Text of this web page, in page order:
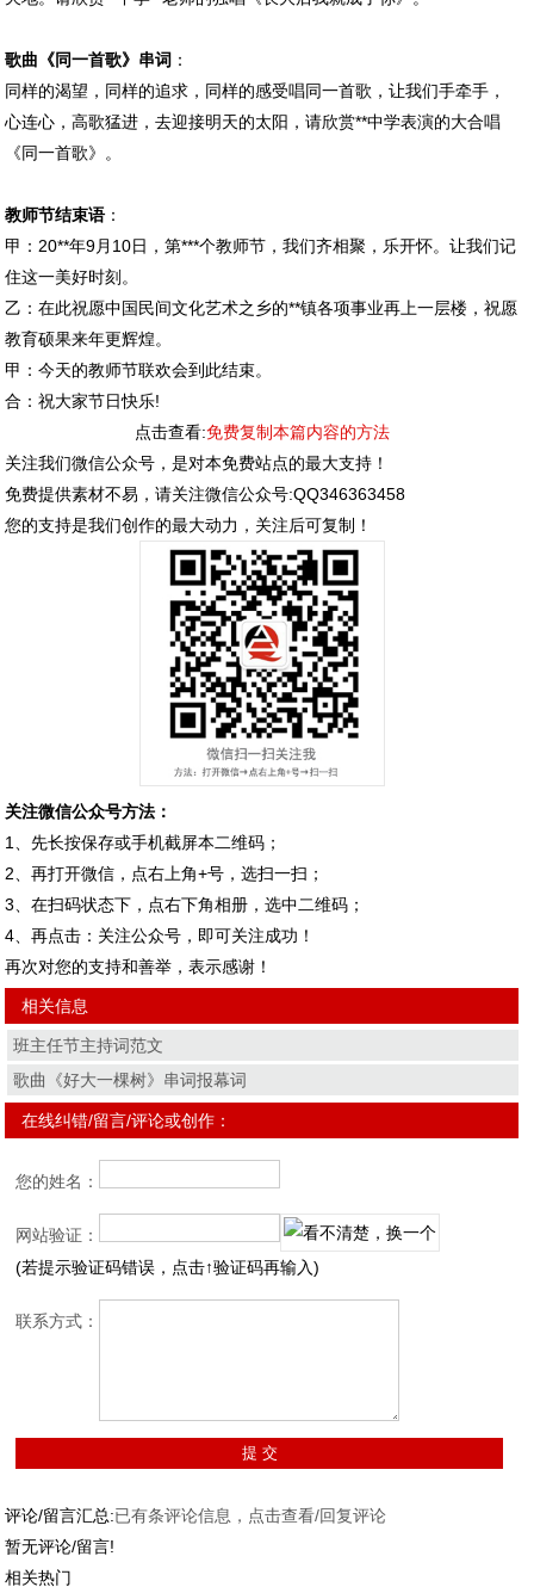
歌曲《同一首歌》串词 ：
同样的渴望，同样的追求，同样的感受唱同一首歌，让我们手牵手，
心连心，高歌猛进，去迎接明天的太阳，请欣赏**中学表演的大合唱
《同一首歌》。
教师节结束语：
甲：20**年9月10日，第***个教师节，我们齐相聚，乐开怀。让我们记
住这一美好时刻。
乙：在此祝愿中国民间文化艺术之乡的**镇各项事业再上一层楼，祝愿
教育硕果来年更辉煌。
甲：今天的教师节联欢会到此结束。
合：祝大家节日快乐!
点击查看:免费复制本篇内容的方法
关注我们微信公众号，是对本免费站点的最大支持！
免费提供素材不易，请关注微信公众号:QQ346363458
您的支持是我们创作的最大动力，关注后可复制！
关注微信公众号方法：
1、先长按保存或手机截屏本二维码；
2、再打开微信，点右上角+号，选扫一扫；
3、在扫码状态下，点右下角相册，选中二维码；
4、再点击：关注公众号，即可关注成功！
再次对您的支持和善举，表示感谢！
相关信息
班主任节主持词范文
歌曲《好大一棵树》串词报幕词
在线纠错/留言/评论或创作：
您的姓名：
网站验证：
(若提示验证码错误，点击↑验证码再输入)
联系方式：
评论/留言汇总:已有条评论信息，点击查看/回复评论
暂无评论/留言!
相关热门